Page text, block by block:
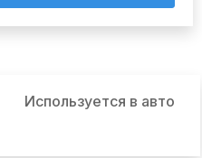
Используется в авто